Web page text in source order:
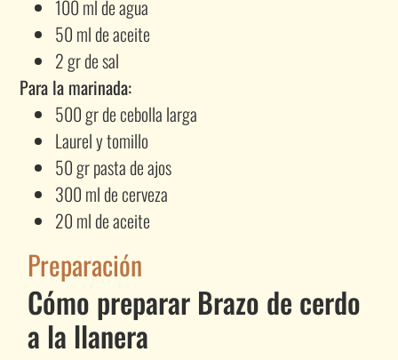
100 ml de agua
50 ml de aceite
2 gr de sal
Para la marinada:
500 gr de cebolla larga
Laurel y tomillo
50 gr pasta de ajos
300 ml de cerveza
20 ml de aceite
Preparación
Cómo preparar Brazo de cerdo
a la llanera